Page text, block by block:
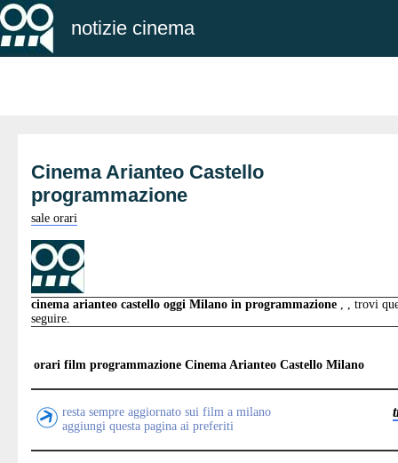
notizie cinema
Cinema Arianteo Castello
programmazione
sale orari
cinema arianteo castello oggi Milano in programmazione , , trovi
seguire.
orari film programmazione Cinema Arianteo Castello Milano
resta sempre aggiornato sui film a milano
aggiungi questa pagina ai preferiti